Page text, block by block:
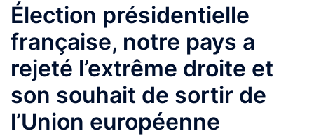
Élection présidentielle
française, notre pays a
rejeté l’extrême droite et
son souhait de sortir de
l’Union européenne